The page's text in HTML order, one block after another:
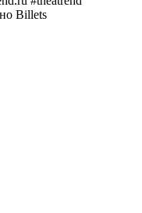
Billets